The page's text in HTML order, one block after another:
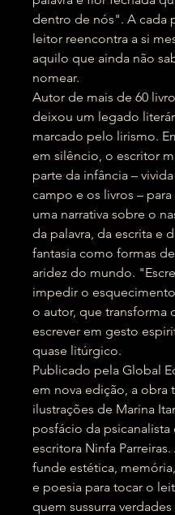
dentro de nós". A cada
leitor reencontra a si
aquilo que ainda não
nomear.
Autor de mais de 60
deixou um legado
marcado pelo lirismo.
em silêncio, o escritor
parte da infância –
campo e os livros –
uma narrativa sobre o
da palavra, da escrita e
fantasia como formas
aridez do mundo.
impedir o
o autor, que transforma
escrever em gesto
quase litúrgico.
Publicado pela Global
em nova edição, a obra
ilustrações de Marina
posfácio da psicanalista
escritora Ninfa Parreiras.
funde estética,
e poesia para tocar o
quem sussurra verdades